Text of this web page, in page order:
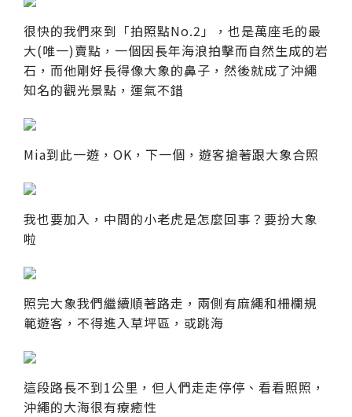
很快的我們來到「拍照點No.2」，也是萬座毛的最
大(唯一)賣點，一個因長年海浪拍擊而自然生成的岩
石，而他剛好長得像大象的鼻子，然後就成了沖繩
知名的觀光景點，運氣不錯
Mia到此一遊，OK，下一個，遊客搶著跟大象合照
我也要加入，中間的小老虎是怎麼回事？要扮大象
啦
照完大象我們繼續順著路走，兩側有麻繩和柵欄規
範遊客，不得進入草坪區，或跳海
這段路長不到1公里，但人們走走停停、看看照照，
沖繩的大海很有療癒性